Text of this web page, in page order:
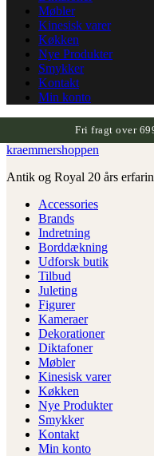
Møbler
Kinesisk varer
Køkken
Nye Produkter
Smykker
Kontakt
Min konto
Fri fragt over
kraemmershoppen
Antik og Royal 20 års
Accessories
Brands
Indretning
Borddækning
Udforsk butik
Tilbud
Juleting
Figurer
Kameraer
Dekorationer
Diktafoner
Møbler
Kinesisk varer
Køkken
Nye Produkter
Smykker
Kontakt
Min konto